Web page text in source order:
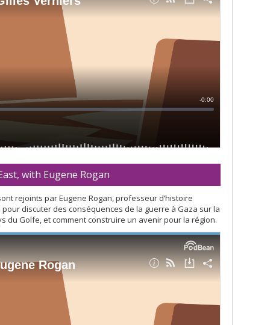
with Eugene Rogan
rejoints par Eugene Rogan, professeur d’histoire
discuter des conséquences de la guerre à Gaza sur la
du Golfe, et comment construire un avenir pour la région.